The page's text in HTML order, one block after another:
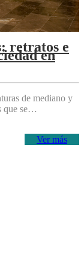
retratos e
en
de mediano y
que se…
Ver más